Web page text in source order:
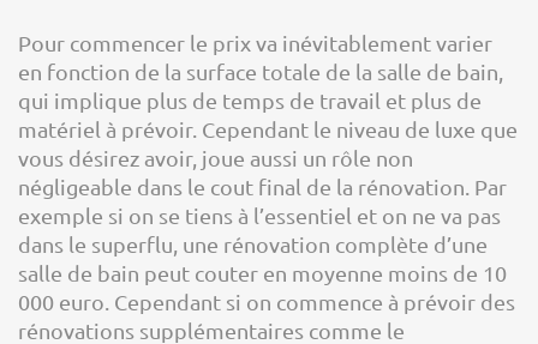
Pour commencer le prix va inévitablement varier
en fonction de la surface totale de la salle de bain,
qui implique plus de temps de travail et plus de
matériel à prévoir. Cependant le niveau de luxe que
vous désirez avoir, joue aussi un rôle non
négligeable dans le cout final de la rénovation. Par
exemple si on se tiens à l’essentiel et on ne va pas
dans le superflu, une rénovation complète d’une
salle de bain peut couter en moyenne moins de 10
000 euro. Cependant si on commence à prévoir des
rénovations supplémentaires comme le